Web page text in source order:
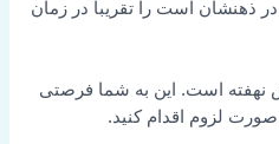
در ذهنشان است را تقریباً در زمان
است. این به شما فرصتی
لزوم اقدام کنید.